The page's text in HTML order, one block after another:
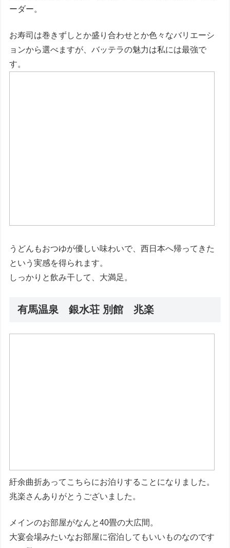
ーダー。
お寿司は巻きずしとか盛り合わせとか色々なバリエーシ
ョンから選べますが、バッテラの魅力は私には最強で
す。
うどんもおつゆが優しい味わいで、西日本へ帰ってきた
という実感を得られます。
しっかりと飲み干して、大満足。
有馬温泉 銀水荘 別館 兆楽
紆余曲折あってこちらにお泊りすることになりました。
兆楽さんありがとうございました。
メインのお部屋がなんと40畳の大広間。
大宴会場みたいなお部屋に宿泊してもいいものなのです